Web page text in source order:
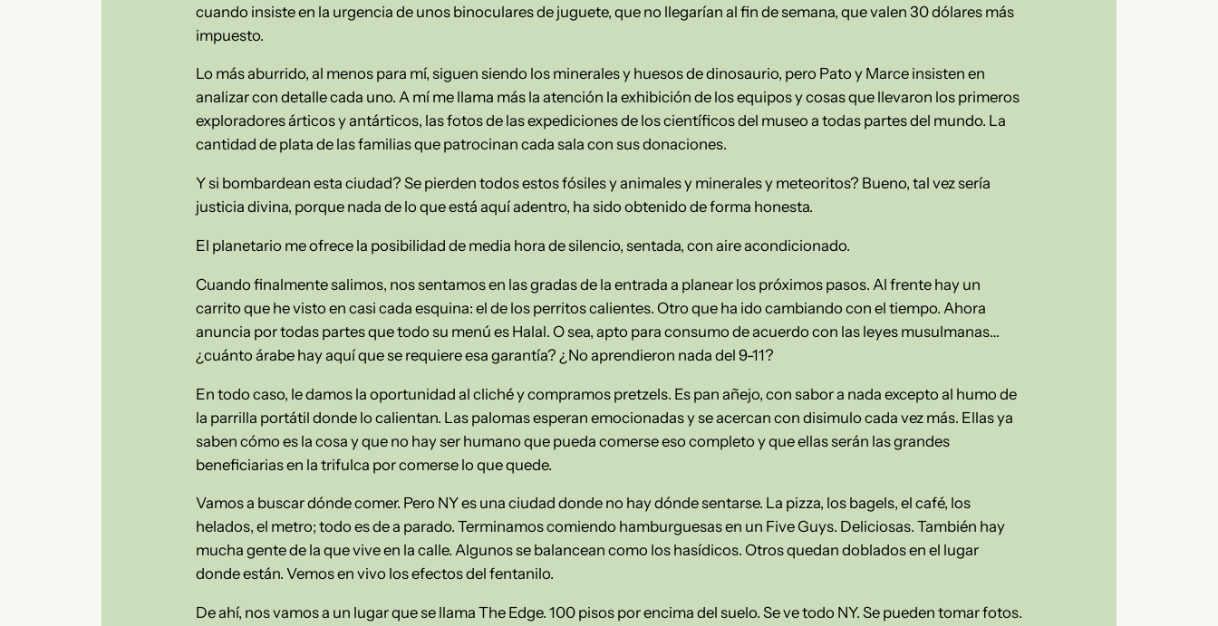
cuando insiste en la urgencia de unos binoculares de juguete, que no llegarían al fin de semana, que valen 30 dólares más
impuesto.
Lo más aburrido, al menos para mí, siguen siendo los minerales y huesos de dinosaurio, pero Pato y Marce insisten en
analizar con detalle cada uno. A mí me llama más la atención la exhibición de los equipos y cosas que llevaron los primeros
exploradores árticos y antárticos, las fotos de las expediciones de los científicos del museo a todas partes del mundo. La
cantidad de plata de las familias que patrocinan cada sala con sus donaciones.
Y si bombardean esta ciudad? Se pierden todos estos fósiles y animales y minerales y meteoritos? Bueno, tal vez sería
justicia divina, porque nada de lo que está aquí adentro, ha sido obtenido de forma honesta.
El planetario me ofrece la posibilidad de media hora de silencio, sentada, con aire acondicionado.
Cuando finalmente salimos, nos sentamos en las gradas de la entrada a planear los próximos pasos. Al frente hay un
carrito que he visto en casi cada esquina: el de los perritos calientes. Otro que ha ido cambiando con el tiempo. Ahora
anuncia por todas partes que todo su menú es Halal. O sea, apto para consumo de acuerdo con las leyes musulmanas…
¿cuánto árabe hay aquí que se requiere esa garantía? ¿No aprendieron nada del 9-11?
En todo caso, le damos la oportunidad al cliché y compramos pretzels. Es pan añejo, con sabor a nada excepto al humo de
la parrilla portátil donde lo calientan. Las palomas esperan emocionadas y se acercan con disimulo cada vez más. Ellas ya
saben cómo es la cosa y que no hay ser humano que pueda comerse eso completo y que ellas serán las grandes
beneficiarias en la trifulca por comerse lo que quede.
Vamos a buscar dónde comer. Pero NY es una ciudad donde no hay dónde sentarse. La pizza, los bagels, el café, los
helados, el metro; todo es de a parado. Terminamos comiendo hamburguesas en un Five Guys. Deliciosas. También hay
mucha gente de la que vive en la calle. Algunos se balancean como los hasídicos. Otros quedan doblados en el lugar
donde están. Vemos en vivo los efectos del fentanilo.
De ahí, nos vamos a un lugar que se llama The Edge. 100 pisos por encima del suelo. Se ve todo NY. Se pueden tomar fotos.